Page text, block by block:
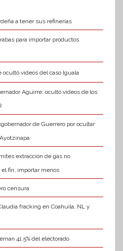
a tener sus refinerías
para importar productos
videos del caso Iguala
Aguirre; ocultó videos de los
de Guerrero por ocultar
extracción de gas no
el fin, importar menos
censura
fracking en Coahuila, NL y
41.5% del electorado